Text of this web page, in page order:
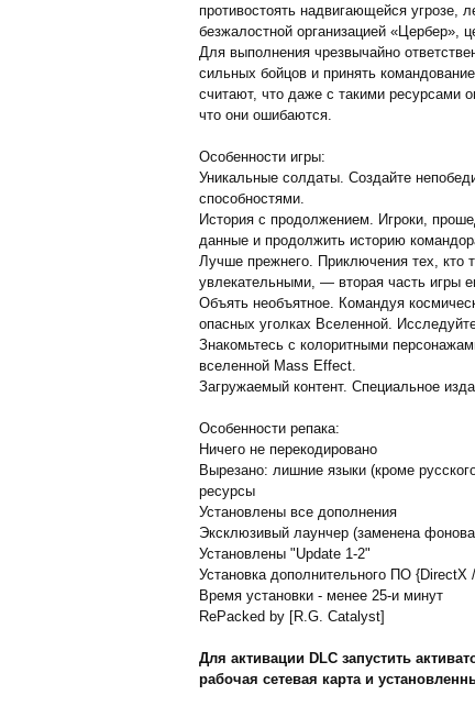
противостоять надвигающейся угрозе,
безжалостной организацией «Цербер»,
Для выполнения чрезвычайно
сильных бойцов и принять
считают, что даже с такими ресурсами
что они ошибаются.
Особенности игры:
Уникальные солдаты. Создайте
способностями.
История с продолжением. Игроки,
данные и продолжить историю
Лучше прежнего. Приключения тех, кто
увлекательными, — вторая часть игры
Объять необъятное. Командуя
опасных уголках Вселенной.
Знакомьтесь с колоритными
вселенной Mass Effect.
Загружаемый контент. Специальное
Особенности репака:
Ничего не перекодировано
Вырезано: лишние языки (кроме
ресурсы
Установлены все дополнения
Эксклюзивый лаунчер (заменена
Установлены "Update 1-2"
Установка дополнительного ПО {DirectX
Время установки - менее 25-и минут
RePacked by [R.G. Catalyst]
Для активации DLC запустить
рабочая сетевая карта и